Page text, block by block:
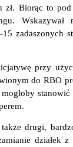
Biorąc to
15 zadaszonych
przy
do RBO
stanowić
drugi,
działek